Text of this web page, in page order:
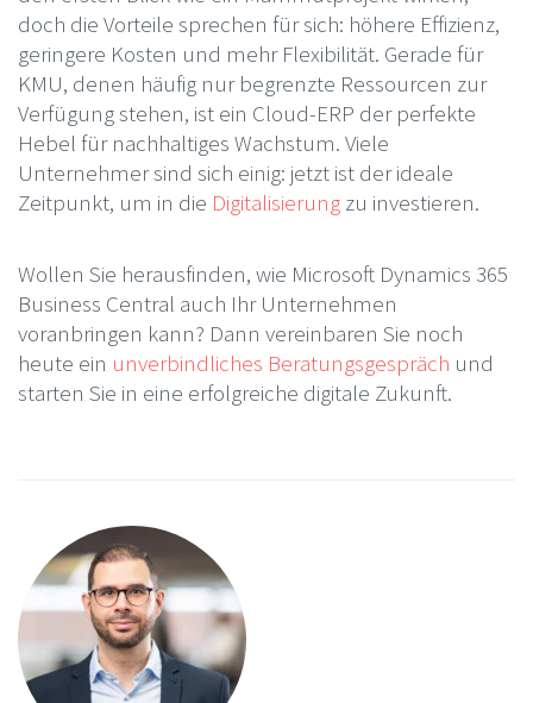
doch die Vorteile sprechen für sich: höhere Effizienz,
geringere Kosten und mehr Flexibilität. Gerade für
KMU, denen häufig nur begrenzte Ressourcen zur
Verfügung stehen, ist ein Cloud-ERP der perfekte
Hebel für nachhaltiges Wachstum. Viele
Unternehmer sind sich einig: jetzt ist der ideale
Zeitpunkt, um in die Digitalisierungzu investieren.
Wollen Sie herausfinden, wie Microsoft Dynamics 365
Business Central auch Ihr Unternehmen
voranbringen kann? Dann vereinbaren Sie noch
heute ein unverbindliches Beratungsgespräch und
starten Sie in eine erfolgreiche digitale Zukunft.